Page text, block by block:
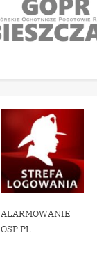
ALARMOWANIE
OSP PL